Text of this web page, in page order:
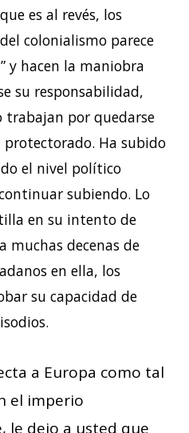
es al revés, los
colonialismo parece
y hacen la maniobra
su responsabilidad,
por quedarse
Ha subido
el nivel político
subiendo. Lo
en su intento de
muchas decenas de
en ella, los
su capacidad de
a Europa como tal
el imperio
le dejo a usted que